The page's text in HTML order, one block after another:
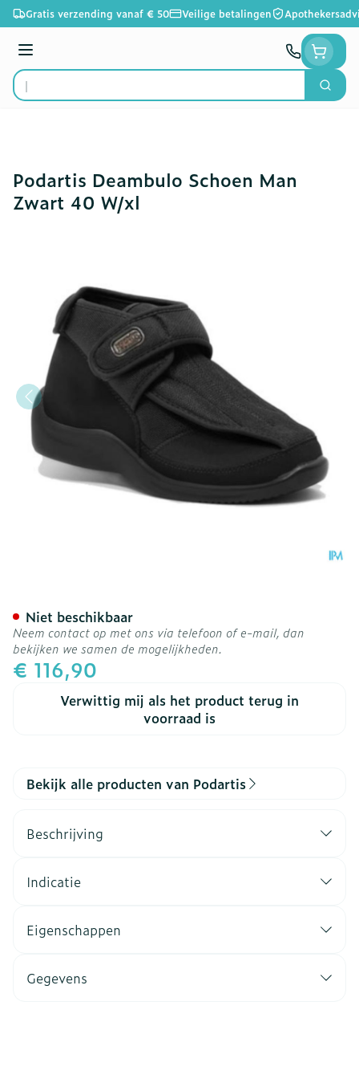
Ga naar de inhoud
Gratis verzending vanaf € 50 Veilige betalingen
Menu
Product, merk, categorie...
Zoek
Podartis Deambulo Schoen Man
Zwart 40 W/xl
€ 116,90
Verwittig mij als het product terug in
voorraad is
Niet beschikbaar
Neem contact op met ons via telefoon of e-mail, dan
bekijken we samen de mogelijkheden.
Bekijk alle producten van Podartis
Beschrijving
Indicatie
Eigenschappen
Gegevens